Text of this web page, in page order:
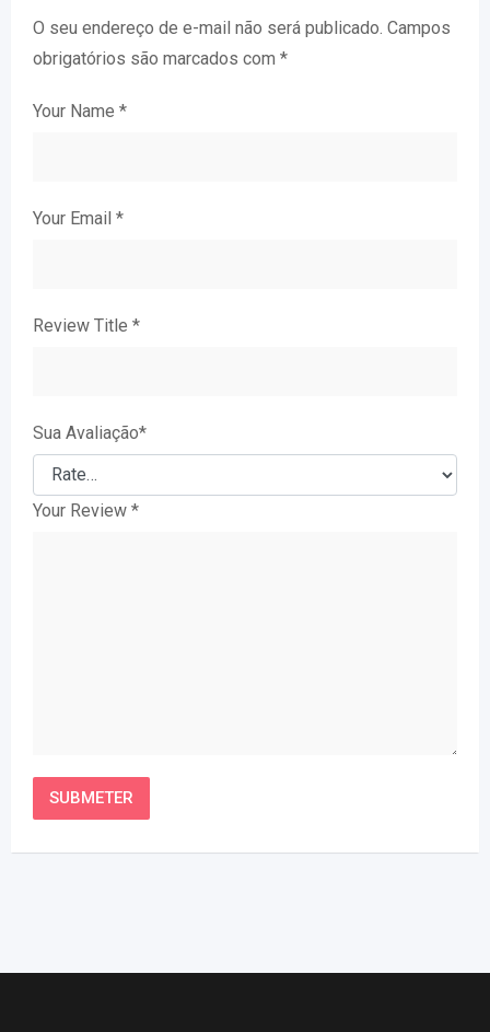
O seu endereço de e-mail não será publicado. Campos
obrigatórios são marcados com *
Your Name *
Your Email *
Review Title *
Sua Avaliação*
Your Review *